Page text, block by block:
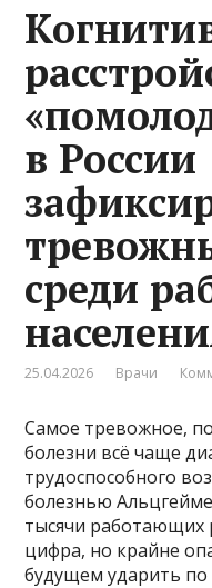
в России
среди
25.04.2026 Врачи
Самое тревожное,
болезни всё чаще
трудоспособного
болезнью
тысячи работающих
цифра, но крайне
будущем ударить по